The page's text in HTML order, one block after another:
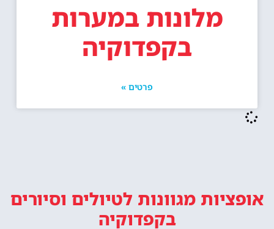
מלונות במערות
בקפדוקיה
פרטים »
אופציות מגוונות לטיולים וסיורים
בקפדוקיה